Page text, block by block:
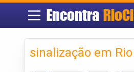
Encontra
sinalização em